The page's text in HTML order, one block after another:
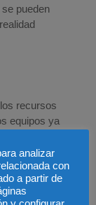
pueden
recursos
equipos ya
analizar
con
a partir de